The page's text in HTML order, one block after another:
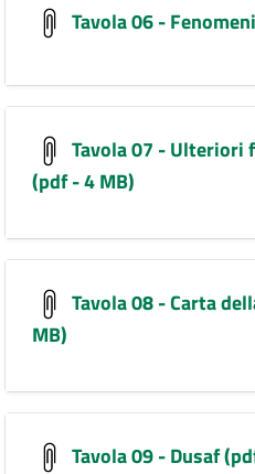
Tavola 06 -
Tavola 07 - Ulteriori
(pdf - 4 MB)
Tavola 08 - Carta
MB)
Tavola 09 - Dusaf